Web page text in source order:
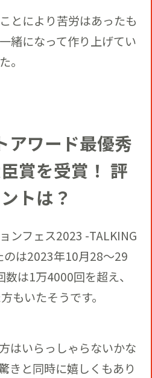
とにより苦労はあったも
緒になって作り上げてい
。
アワード最優秀
賞を受賞！ 評
トは？
ンフェス2023 -TALKING
のは2023年10月28〜29
は1万4000回を超え、
もいたそうです。
はいらっしゃらないかな
きと同時に嬉しくもあり